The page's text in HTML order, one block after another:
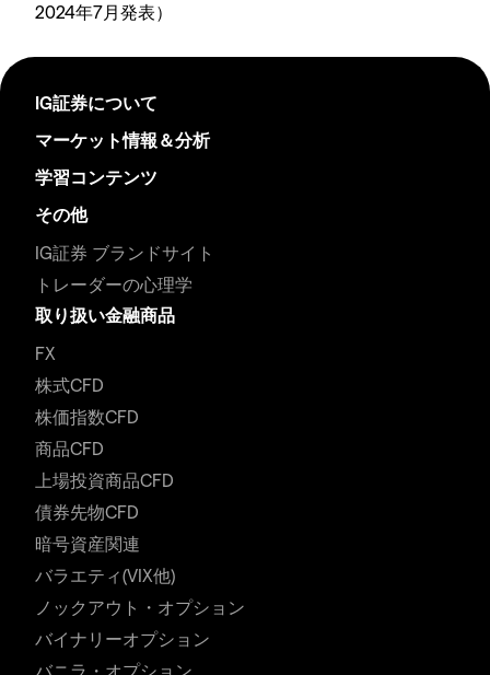
2024年7月発表）
IG証券について
マーケット情報＆分析
学習コンテンツ
その他
IG証券 ブランドサイト
トレーダーの心理学
取り扱い金融商品
FX
株式CFD
株価指数CFD
商品CFD
上場投資商品CFD
債券先物CFD
暗号資産関連
バラエティ(VIX他)
ノックアウト・オプション
バイナリーオプション
バニラ・オプション